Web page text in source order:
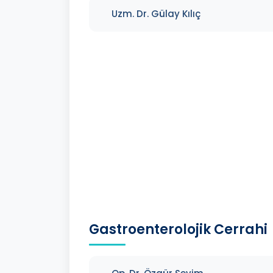
Uzm. Dr. Gülay Kılıç
Gastroenterolojik Cerrahi